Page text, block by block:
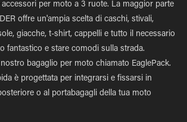
per moto a 3 ruote. La maggior parte
offre un'ampia scelta di caschi, stivali,
giacche, t-shirt, cappelli e tutto il necessario
fantastico e stare comodi sulla strada.
bagaglio per moto chiamato EaglePack.
è progettata per integrarsi e fissarsi in
o al portabagagli della tua moto